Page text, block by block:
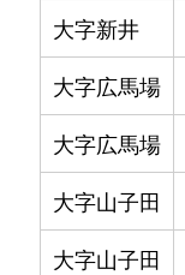
大字新井
大字広馬場
大字広馬場
大字山子田
大字山子田